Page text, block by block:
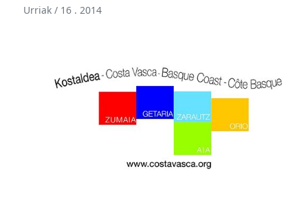
Urriak / 16 . 2014